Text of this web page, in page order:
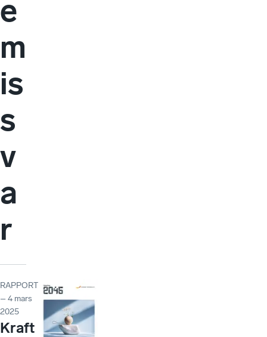
e
m
is
s
v
a
r
RAPPORT
– 4 mars
2025
Kraft